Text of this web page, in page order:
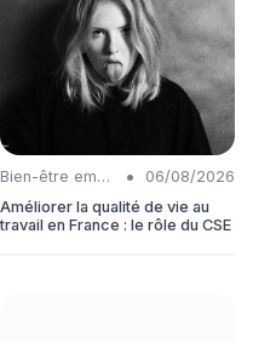
Bien-être employés •
06/08/2026
Améliorer la qualité de vie au
travail en France : le rôle du CSE